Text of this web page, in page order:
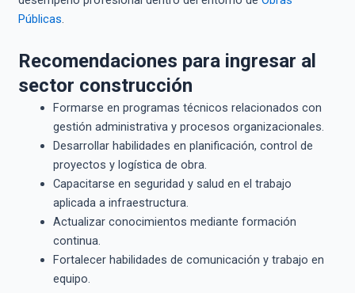
Públicas.
Recomendaciones para ingresar al
sector construcción
Formarse en programas técnicos relacionados con
gestión administrativa y procesos organizacionales.
Desarrollar habilidades en planificación, control de
proyectos y logística de obra.
Capacitarse en seguridad y salud en el trabajo
aplicada a infraestructura.
Actualizar conocimientos mediante formación
continua.
Fortalecer habilidades de comunicación y trabajo en
equipo.